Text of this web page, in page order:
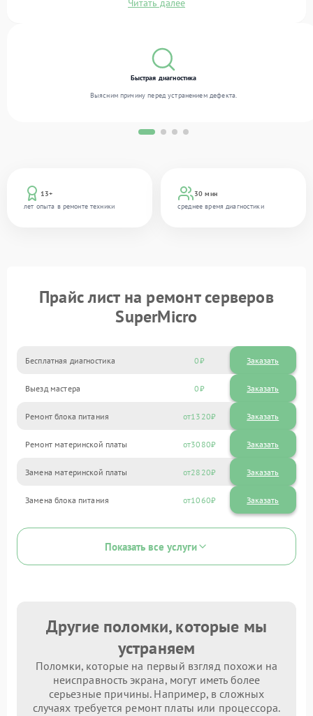
выполняем ремонт различного уровня сложности и поддерживаем высокий стандарт
Читать далее
13+
лет опыта в ремонте техники
30 мин
среднее время диагностики
Быстрая диагностика
Выясним причину перед устранением дефекта.
Прайс лист на ремонт серверов
SuperMicro
Бесплатная диагностика 0 Заказать
Выезд мастера 0 Заказать
Ремонт блока питания 1320
Ремонт материнской платы 3080
Замена материнской платы 2820
Замена блока питания 1060
Показать все услуги
Другие поломки, которые мы
устраняем
Поломки, которые на первый взгляд похожи на
неисправность экрана, могут иметь более
серьезные причины. Например, в сложных
случаях требуется ремонт платы или процессора.